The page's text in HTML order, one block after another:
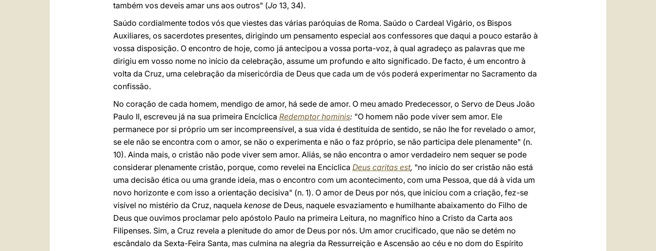
também vos deveis amar uns aos outros" (Jo 13, 34).
Saúdo cordialmente todos vós que viestes das várias paróquias de Roma. Saúdo o Cardeal Vigário, os Bispos
Auxiliares, os sacerdotes presentes, dirigindo um pensamento especial aos confessores que daqui a pouco estarão à
vossa disposição. O encontro de hoje, como já antecipou a vossa porta-voz, à qual agradeço as palavras que me
dirigiu em vosso nome no início da celebração, assume um profundo e alto significado. De facto, é um encontro à
volta da Cruz, uma celebração da misericórdia de Deus que cada um de vós poderá experimentar no Sacramento da
confissão.
No coração de cada homem, mendigo de amor, há sede de amor. O meu amado Predecessor, o Servo de Deus João
Paulo II, escreveu já na sua primeira Encíclica Redemptor hominis: "O homem não pode viver sem amor. Ele
permanece por si próprio um ser incompreensível, a sua vida é destituída de sentido, se não lhe for revelado o amor,
se ele não se encontra com o amor, se não o experimenta e não o faz próprio, se não participa dele plenamente" (n.
10). Ainda mais, o cristão não pode viver sem amor. Aliás, se não encontra o amor verdadeiro nem sequer se pode
considerar plenamente cristão, porque, como revelei na Encíclica Deus caritas est, "no início do ser cristão não está
uma decisão ética ou uma grande ideia, mas o encontro com um acontecimento, com uma Pessoa, que dá à vida um
novo horizonte e com isso a orientação decisiva" (n. 1). O amor de Deus por nós, que iniciou com a criação, fez-se
visível no mistério da Cruz, naquela kenose de Deus, naquele esvaziamento e humilhante abaixamento do Filho de
Deus que ouvimos proclamar pelo apóstolo Paulo na primeira Leitura, no magnífico hino a Cristo da Carta aos
Filipenses. Sim, a Cruz revela a plenitude do amor de Deus por nós. Um amor crucificado, que não se detém no
escândalo da Sexta-Feira Santa, mas culmina na alegria da Ressurreição e Ascensão ao céu e no dom do Espírito